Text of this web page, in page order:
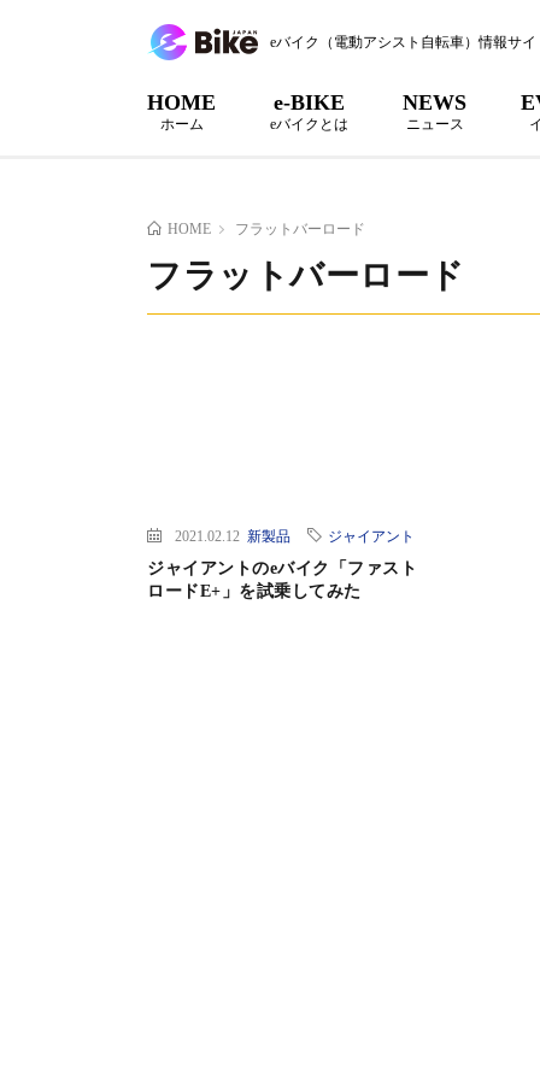
eバイク（電動アシスト自転車）情報サイ
HOME
ホーム
e-BIKE
eバイクとは
NEWS
ニュース
HOME フラットバーロード
フラットバーロード
2021.02.12 新製品 ジャイアント
ジャイアントのeバイク「ファスト
ロードE+」を試乗してみた